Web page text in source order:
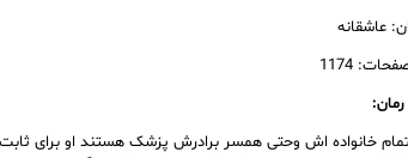
عاشقانه
1174
تمام خانواده اش وحتی همسر برادرش پزشک هستند او برای